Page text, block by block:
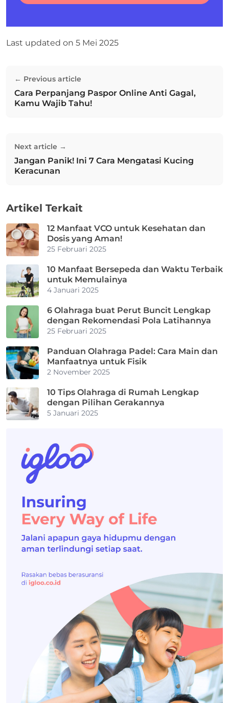
Last updated on 5 Mei 2025
pos← Previous article
Previous post:
Cara Perpanjang Paspor Online Anti Gagal,
Kamu Wajib Tahu!
Next article →
Next post:
Jangan Panik! Ini 7 Cara Mengatasi Kucing
Keracunan
Artikel Terkait
12 Manfaat VCO untuk Kesehatan dan
Dosis yang Aman!
25 Februari 2025
10 Manfaat Bersepeda dan Waktu Terbaik
untuk Memulainya
4 Januari 2025
6 Olahraga buat Perut Buncit Lengkap
dengan Rekomendasi Pola Latihannya
25 Februari 2025
Panduan Olahraga Padel: Cara Main dan
Manfaatnya untuk Fisik
2 November 2025
10 Tips Olahraga di Rumah Lengkap
dengan Pilihan Gerakannya
5 Januari 2025